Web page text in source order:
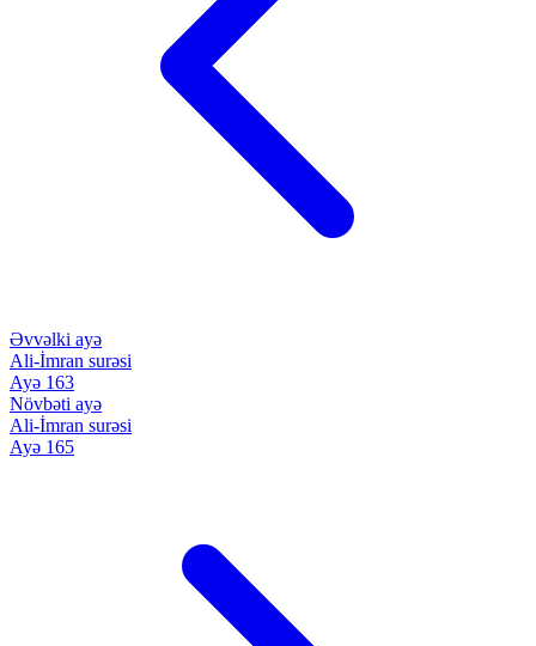
Əvvəlki ayə
Ali-İmran surəsi
Ayə 163
Növbəti ayə
Ali-İmran surəsi
Ayə 165